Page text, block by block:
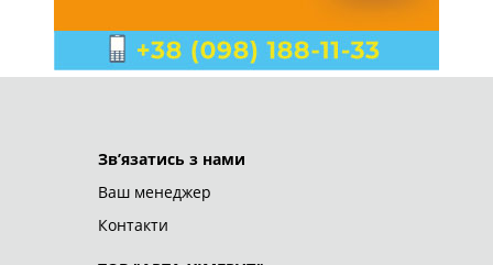
ТОВ "АРТА-ХІМГРУП"© 2026
Зв’язатись з нами
Ваш менеджер
Контакти